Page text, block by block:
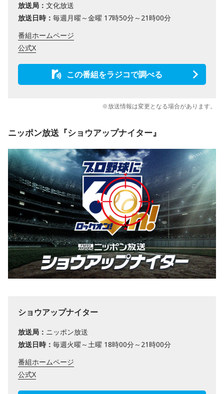
放送局： 文化放送
放送日時： 毎週月曜～金曜 17時50分～21時00分
番組ホームページ
公式X
この番組をラジコで調べる
※放送情報は変更となる場合があります。
ニッポン放送『ショウアップナイター』
ショウアップナイター
放送局： ニッポン放送
放送日時： 毎週火曜～土曜 18時00分～21時00分
番組ホームページ
公式X